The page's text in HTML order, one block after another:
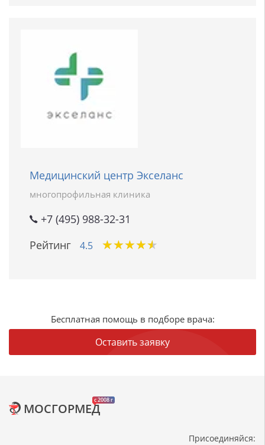
Медицинский центр Экселанс
многопрофильная клиника
+7 (495) 988-32-31
Рейтинг
4.5 ★★★★★
★★★★★
Бесплатная помощь в подборе врача:
Оставить заявку
c 2008 г
МОСГОРМЕД
Присоединяйся: